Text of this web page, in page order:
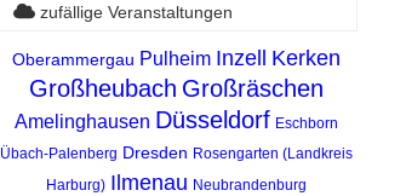
zufällige Veranstaltungen
Oberammergau Pulheim Inzell Kerken
Großheubach Großräschen
Amelinghausen Düsseldorf Eschborn
Übach-Palenberg Dresden Rosengarten (Landkreis
Harburg) Ilmenau Neubrandenburg